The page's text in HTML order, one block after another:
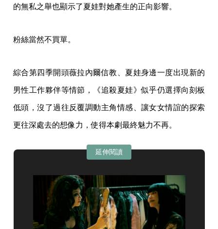
的無私之舉也顯示了夏娃對她產生的正向影響。
粉絲當然不買單。
綜合第四季開頭薇拉內爾信教、夏娃身邊一度出現新的
男性工作夥伴等情節，《追殺夏娃》似乎仍選擇向刻板
低頭，沒了過往反覆調動主角情感、讓女女情誼的探索
更往深處去的想像力，使得本劇最終魅力不再。
延伸閱讀